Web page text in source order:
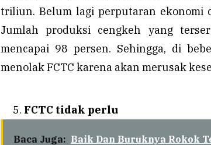
triliun. Belum lagi perputaran ekonomi
Jumlah produksi cengkeh yang
mencapai 98 persen. Sehingga, di
menolak FCTC karena akan merusak
FCTC tidak perlu
Baca Juga: Baik Dan Buruknya Rokok